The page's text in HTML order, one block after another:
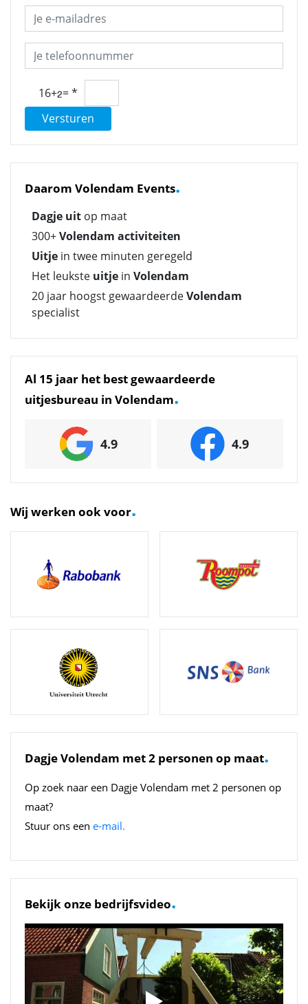
16+ =*
Versturen
Daarom Volendam Events.
Dagje uit op maat
300+Volendam activiteiten
Uitje in twee minuten geregeld
Het leukste uitje in Volendam
20 jaar hoogst gewaardeerdeVolendam
specialist
Al 15 jaar het best gewaardeerde
uitjesbureau in Volendam.
4.9 4.9
Wij werken ook voor.
Dagje Volendam met 2 personen op maat.
Op zoek naar een Dagje Volendam met 2 personen op
maat?
Stuur ons een e-mail.
Bekijk onze bedrijfsvideo.